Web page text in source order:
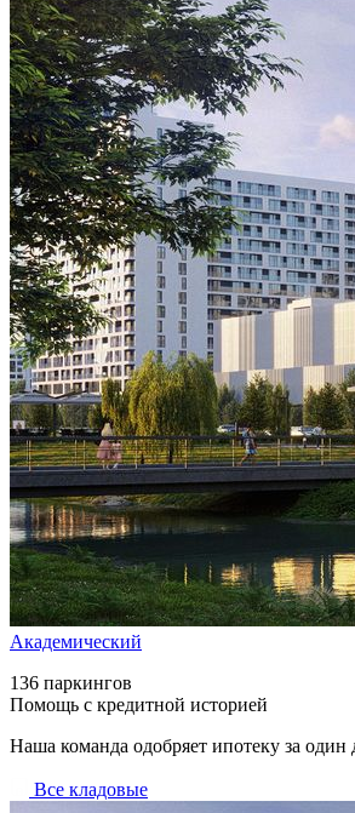
Академический
136 паркингов
Помощь с кредитной историей
Наша команда одобряет ипотеку за один
Все кладовые